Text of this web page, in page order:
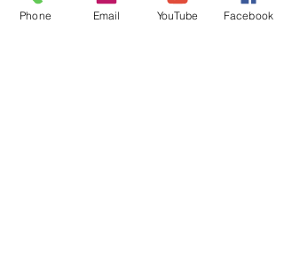
Rev. Dr. Hyeon Gu Lee
Phone Email YouTube Facebook